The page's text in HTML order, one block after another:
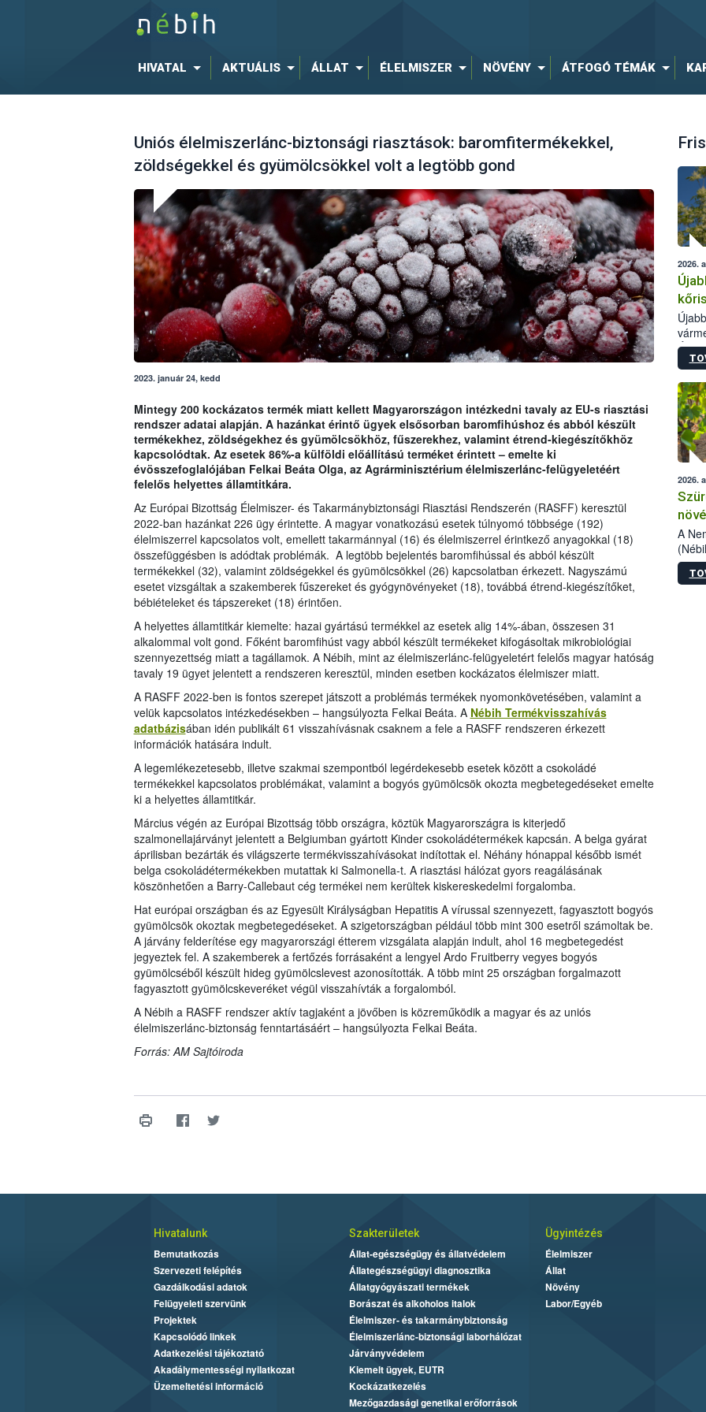
HIVATAL AKTUÁLIS ÁLLAT ÉLELMISZER NÖVÉNY ÁTFOGÓ TÉMÁK
Uniós élelmiszerlánc-biztonsági riasztások: baromfitermékekkel,
zöldségekkel és gyümölcsökkel volt a legtöbb gond
2023. január 24, kedd
Mintegy 200 kockázatos termék miatt kellett Magyarországon intézkedni tavaly az EU-s riasztási
rendszer adatai alapján. A hazánkat érintő ügyek elsősorban baromfihúshoz és abból készült
termékekhez, zöldségekhez és gyümölcsökhöz, fűszerekhez, valamint étrend-kiegészítőkhöz
kapcsolódtak. Az esetek 86%-a külföldi előállítású terméket érintett – emelte ki
évösszefoglalójában Felkai Beáta Olga, az Agrárminisztérium élelmiszerlánc-felügyeletéért
felelős helyettes államtitkára.
Az Európai Bizottság Élelmiszer- és Takarmánybiztonsági Riasztási Rendszerén (RASFF) keresztül
2022-ban hazánkat 226 ügy érintette. A magyar vonatkozású esetek túlnyomó többsége (192)
élelmiszerrel kapcsolatos volt, emellett takarmánnyal (16) és élelmiszerrel érintkező anyagokkal (18)
összefüggésben is adódtak problémák. A legtöbb bejelentés baromfihússal és abból készült
termékekkel (32), valamint zöldségekkel és gyümölcsökkel (26) kapcsolatban érkezett. Nagyszámú
esetet vizsgáltak a szakemberek fűszereket és gyógynövényeket (18), továbbá étrend-kiegészítőket,
bébiételeket és tápszereket (18) érintően.
A helyettes államtitkár kiemelte: hazai gyártású termékkel az esetek alig 14%-ában, összesen 31
alkalommal volt gond. Főként baromfihúst vagy abból készült termékeket kifogásoltak mikrobiológiai
szennyezettség miatt a tagállamok. A Nébih, mint az élelmiszerlánc-felügyeletért felelős magyar hatóság
tavaly 19 ügyet jelentett a rendszeren keresztül, minden esetben kockázatos élelmiszer miatt.
A RASFF 2022-ben is fontos szerepet játszott a problémás termékek nyomonkövetésében, valamint a
velük kapcsolatos intézkedésekben – hangsúlyozta Felkai Beáta. A Nébih Termékvisszahívás
adatbázisában idén publikált 61 visszahívásnak csaknem a fele a RASFF rendszeren érkezett
információk hatására indult.
A legemlékezetesebb, illetve szakmai szempontból legérdekesebb esetek között a csokoládé
termékekkel kapcsolatos problémákat, valamint a bogyós gyümölcsök okozta megbetegedéseket emelte
ki a helyettes államtitkár.
Március végén az Európai Bizottság több országra, köztük Magyarországra is kiterjedő
szalmonellajárványt jelentett a Belgiumban gyártott Kinder csokoládétermékek kapcsán. A belga gyárat
áprilisban bezárták és világszerte termékvisszahívásokat indítottak el. Néhány hónappal később ismét
belga csokoládétermékekben mutattak ki Salmonella-t. A riasztási hálózat gyors reagálásának
köszönhetően a Barry-Callebaut cég termékei nem kerültek kiskereskedelmi forgalomba.
Hat európai országban és az Egyesült Királyságban Hepatitis A vírussal szennyezett, fagyasztott bogyós
gyümölcsök okoztak megbetegedéseket. A szigetországban például több mint 300 esetről számoltak be.
A járvány felderítése egy magyarországi étterem vizsgálata alapján indult, ahol 16 megbetegedést
jegyeztek fel. A szakemberek a fertőzés forrásaként a lengyel Ardo Fruitberry vegyes bogyós
gyümölcséből készült hideg gyümölcslevest azonosították. A több mint 25 országban forgalmazott
fagyasztott gyümölcskeveréket végül visszahívták a forgalomból.
A Nébih a RASFF rendszer aktív tagjaként a jövőben is közreműködik a magyar és az uniós
élelmiszerlánc-biztonság fenntartásáért – hangsúlyozta Felkai Beáta.
Forrás: AM Sajtóiroda
2026.
2026.
A
Hivatalunk
Bemutatkozás
Szervezeti felépítés
Gazdálkodási adatok
Felügyeleti szervünk
Projektek
Kapcsolódó linkek
Adatkezelési tájékoztató
Akadálymentességi nyilatkozat
Üzemeltetési információ
Szakterületek
Állat-egészségügy és állatvédelem
Állategészségügyi diagnosztika
Állatgyógyászati termékek
Borászat és alkoholos italok
Élelmiszer- és takarmánybiztonság
Élelmiszerlánc-biztonsági laborhálózat
Járványvédelem
Kiemelt ügyek, EUTR
Kockázatkezelés
Mezőgazdasági genetikai erőforrások
Ügyintézés
Élelmiszer
Állat
Növény
Labor/Egyéb